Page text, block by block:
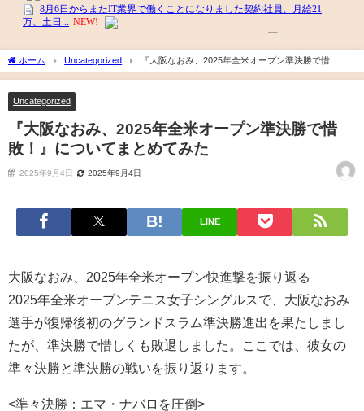
ホーム Uncategorized
『大阪なおみ、2025年全米オープン準決勝で惜
敗！』についてまとめてみた
Uncategorized
『大阪なおみ、2025年全米オープン準決勝で惜
敗！』についてまとめてみた
2025年9月4日 2025年9月4日
LINE
大阪なおみ、2025年全米オープン快進撃を振り返る
2025年全米オープンテニス女子シングルスで、大阪なおみ
選手が復帰後初のグランドスラム準決勝進出を果たしまし
たが、準決勝で惜しくも敗退しました。ここでは、彼女の
準々決勝と準決勝の戦いを振り返ります。
<準々決勝：エマ・ナバロを圧倒>